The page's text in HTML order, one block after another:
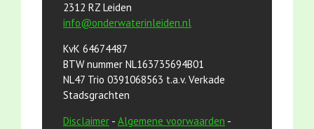
2312 RZ Leiden
info@onderwaterinleiden.nl
KvK 64674487
BTW nummer NL163735694B01
NL47 Trio 0391068563 t.a.v. Verkade
Stadsgrachten
Disclaimer - Algemene voorwaarden -